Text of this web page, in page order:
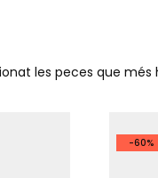
les peces que més
-60%